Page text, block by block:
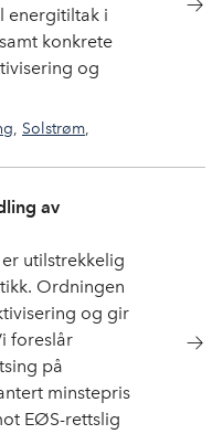
energitiltak i
konkrete
og
, Solstrøm,
av
utilstrekkelig
Ordningen
og gir
foreslår
på
minstepris
EØS-rettslig